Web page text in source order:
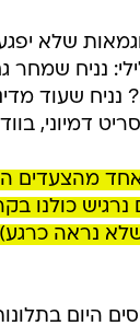
שלא
נניח
נניח שעוד
דמיוני,
מהצעדים
כולנו
נראה כרגע)
היום